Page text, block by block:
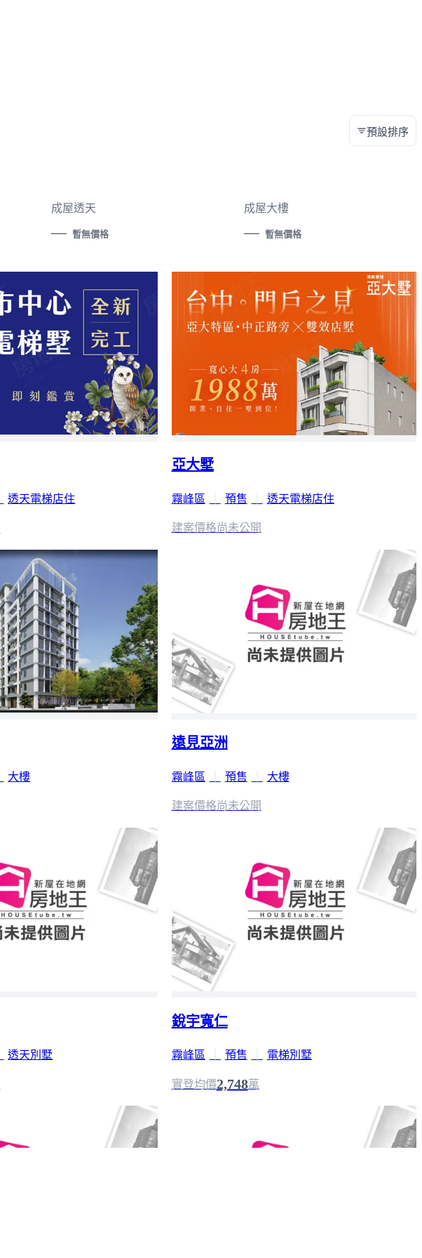
預設排序
成屋透天
— 暫無價格
成屋大樓
— 暫無價格
透天電梯店住
亞大墅
霧峰區 預售 透天電梯店住
建案價格尚未公開
大樓
遠見亞洲
霧峰區 預售 大樓
建案價格尚未公開
透天別墅
銳宇寬仁
霧峰區 預售 電梯別墅
實登均價2,748萬